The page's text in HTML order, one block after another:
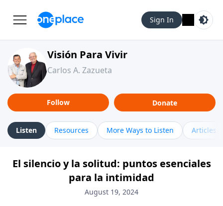
Sign In
Visión Para Vivir
Carlos A. Zazueta
Follow Donate
Listen Resources More Ways to Listen Articles
El silencio y la solitud: puntos esenciales
para la intimidad
August 19, 2024